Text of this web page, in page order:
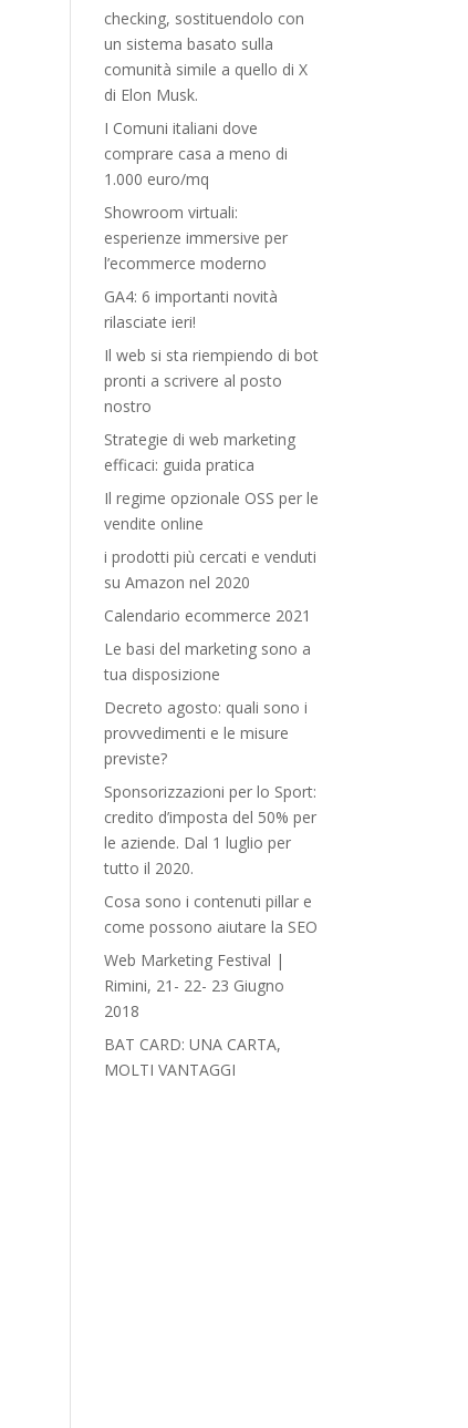
checking, sostituendolo con
un sistema basato sulla
comunità simile a quello di X
di Elon Musk.
I Comuni italiani dove
comprare casa a meno di
1.000 euro/mq
Showroom virtuali:
esperienze immersive per
l’ecommerce moderno
GA4: 6 importanti novità
rilasciate ieri!
Il web si sta riempiendo di bot
pronti a scrivere al posto
nostro
Strategie di web marketing
efficaci: guida pratica
Il regime opzionale OSS per le
vendite online
i prodotti più cercati e venduti
su Amazon nel 2020
Calendario ecommerce 2021
Le basi del marketing sono a
tua disposizione
Decreto agosto: quali sono i
provvedimenti e le misure
previste?
Sponsorizzazioni per lo Sport:
credito d’imposta del 50% per
le aziende. Dal 1 luglio per
tutto il 2020.
Cosa sono i contenuti pillar e
come possono aiutare la SEO
Web Marketing Festival |
Rimini, 21- 22- 23 Giugno
2018‎
BAT CARD: UNA CARTA,
MOLTI VANTAGGI